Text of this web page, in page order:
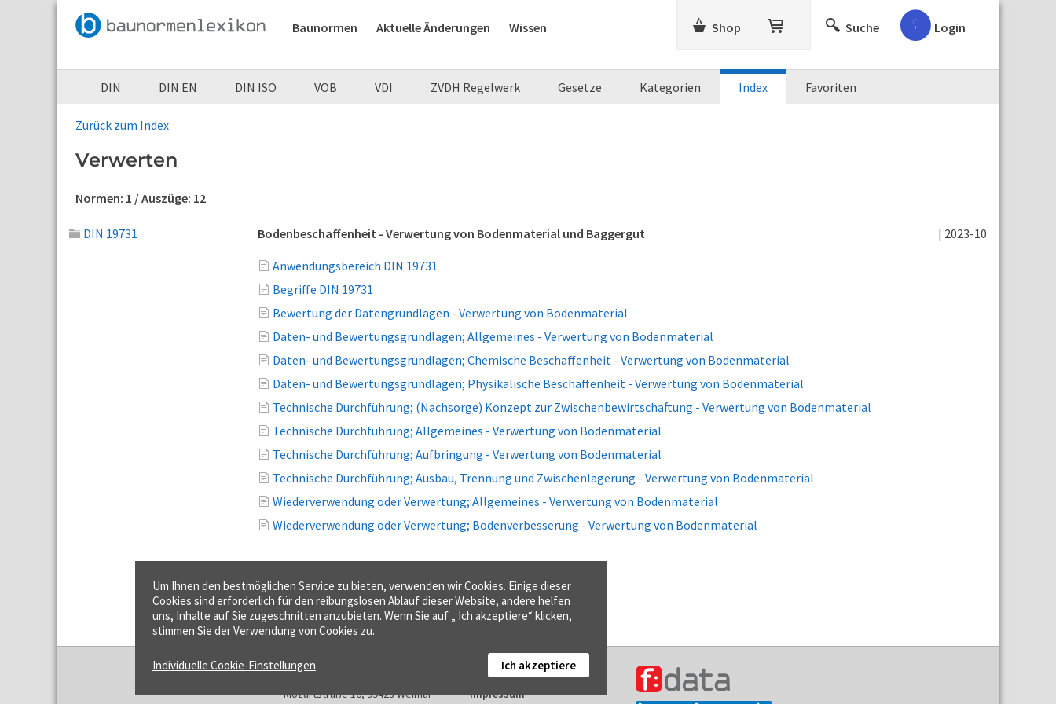
Baunormen Aktuelle Änderungen Wissen Shop Suche Login
DIN DIN EN DIN ISO VOB VDI ZVDH Regelwerk Gesetze Kategorien Index Favoriten
Zurück zum Index
Verwerten
Normen: 1 / Auszüge: 12
DIN 19731 Bodenbeschaffenheit - Verwertung von Bodenmaterial und Baggergut | 2023-10
Anwendungsbereich DIN 19731
Begriffe DIN 19731
Bewertung der Datengrundlagen - Verwertung von Bodenmaterial
Daten- und Bewertungsgrundlagen; Allgemeines - Verwertung von Bodenmaterial
Daten- und Bewertungsgrundlagen; Chemische Beschaffenheit - Verwertung von Bodenmaterial
Daten- und Bewertungsgrundlagen; Physikalische Beschaffenheit - Verwertung von Bodenmaterial
Technische Durchführung; (Nachsorge) Konzept zur Zwischenbewirtschaftung - Verwertung von Bodenmaterial
Technische Durchführung; Allgemeines - Verwertung von Bodenmaterial
Technische Durchführung; Aufbringung - Verwertung von Bodenmaterial
Technische Durchführung; Ausbau, Trennung und Zwischenlagerung - Verwertung von Bodenmaterial
Wiederverwendung oder Verwertung; Allgemeines - Verwertung von Bodenmaterial
Wiederverwendung oder Verwertung; Bodenverbesserung - Verwertung von Bodenmaterial
f:data GmbH
Mozartstraße 16, 99423 Weimar
Kontakt
Impressum
Um Ihnen den bestmöglichen Service zu bieten, verwenden wir Cookies. Einige dieser
Cookies sind erforderlich für den reibungslosen Ablauf dieser Website, andere helfen
uns, Inhalte auf Sie zugeschnitten anzubieten. Wenn Sie auf „ Ich akzeptiere“ klicken,
stimmen Sie der Verwendung von Cookies zu.
Individuelle Cookie-Einstellungen Ich akzeptiere